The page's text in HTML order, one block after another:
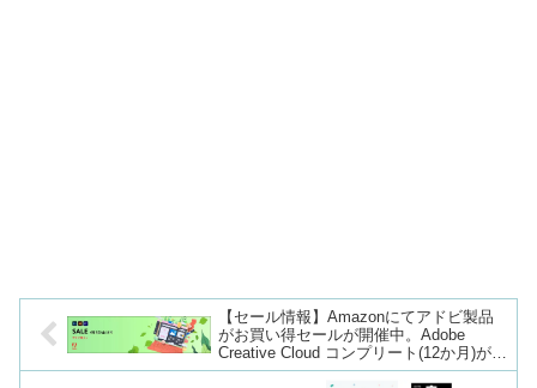
【セール情報】Amazonにてアドビ製品
がお買い得セールが開催中。Adobe
Creative Cloud コンプリート(12か月)が
35%OFFなど。6/3(金) 23:59まで。